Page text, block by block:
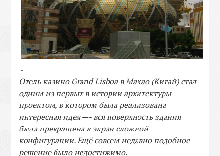
-
Отель казино Grand Lisboa в Макао (Китай) стал
одним из первых в истории архитектуры
проектом, в котором была реализована
интересная идея —- вся поверхность здания
была превращена в экран сложной
конфигурации. Ещё совсем недавно подобное
решение было недостижимо.